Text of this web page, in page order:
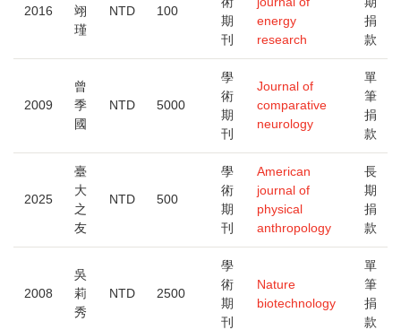
2016
翊
瑾
NTD 100
期
刊
energy
research
捐
款
2009
曾
季
國
NTD 5000
學
術
期
刊
Journal of
comparative
neurology
單
筆
捐
款
2025
臺
大
之
友
NTD 500
學
術
期
刊
American
journal of
physical
anthropology
長
期
捐
款
2008
吳
莉
秀
NTD 2500
學
術
期
刊
Nature
biotechnology
單
筆
捐
款